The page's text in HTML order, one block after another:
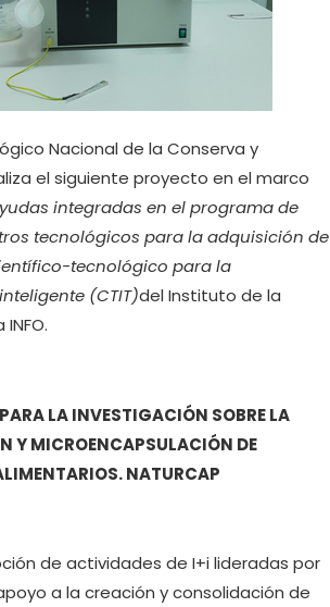
Nacional de la Conserva y
el siguiente proyecto en el marco
integradas en el programa de
tecnológicos para la adquisición de
tecnológico para la
(CTIT)del Instituto de la
LA INVESTIGACIÓN SOBRE LA
Y MICROENCAPSULACIÓN DE
NATURCAP
de actividades de I+i lideradas por
a la creación y consolidación de